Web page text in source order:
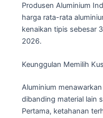
Produsen Aluminium
harga rata-rata
kenaikan tipis sebesar
2026.
Keunggulan Memilih
Aluminium
dibanding material lain
Pertama, ketahanan